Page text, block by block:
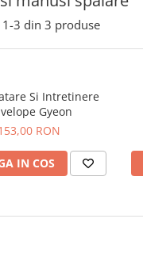
1-3 din 3 produse
Si Intretinere
Gyeon
RON
IN COS